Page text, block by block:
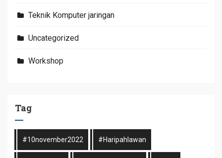
Teknik Komputer jaringan
Uncategorized
Workshop
Tag
#10november2022 #haripahlawan